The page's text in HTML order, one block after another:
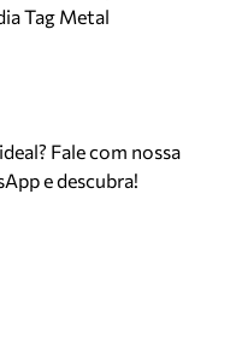
Tag Metal
Fale com nossa
e descubra!